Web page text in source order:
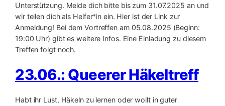
Unterstützung. Melde dich bitte bis zum 31.07.2025 an und
wir teilen dich als Helfer*in ein. Hier ist der Link zur
Anmeldung! Bei dem Vortreffen am 05.08.2025 (Beginn:
19:00 Uhr) gibt es weitere Infos. Eine Einladung zu diesem
Treffen folgt noch.
23.06.: Queerer Häkeltreff
Habt ihr Lust, Häkeln zu lernen oder wollt in guter